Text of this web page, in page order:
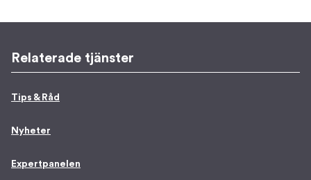
Relaterade tjänster
Tips & Råd
Nyheter
Expertpanelen